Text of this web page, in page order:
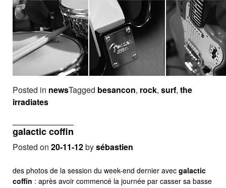
Posted in newsTagged besancon, rock, surf, the
irradiates
galactic coffin
Posted on 20-11-12bysébastien
des photos de la session du week-end dernier avec galactic
coffin : après avoir commencé la journée par casser sa basse